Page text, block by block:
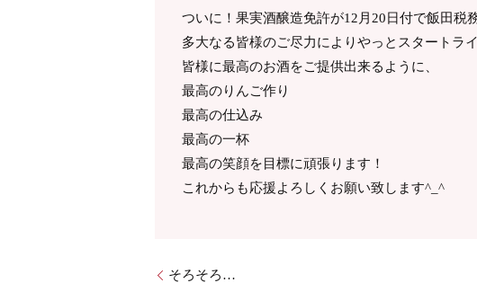
ついに！果実酒醸造免許が12月20日付で飯田税
多大なる皆様のご尽力によりやっとスタートラ
皆様に最高のお酒をご提供出来るように、
最高のりんご作り
最高の仕込み
最高の一杯
最高の笑顔を目標に頑張ります！
これからも応援よろしくお願い致します^_^
そろそろ…